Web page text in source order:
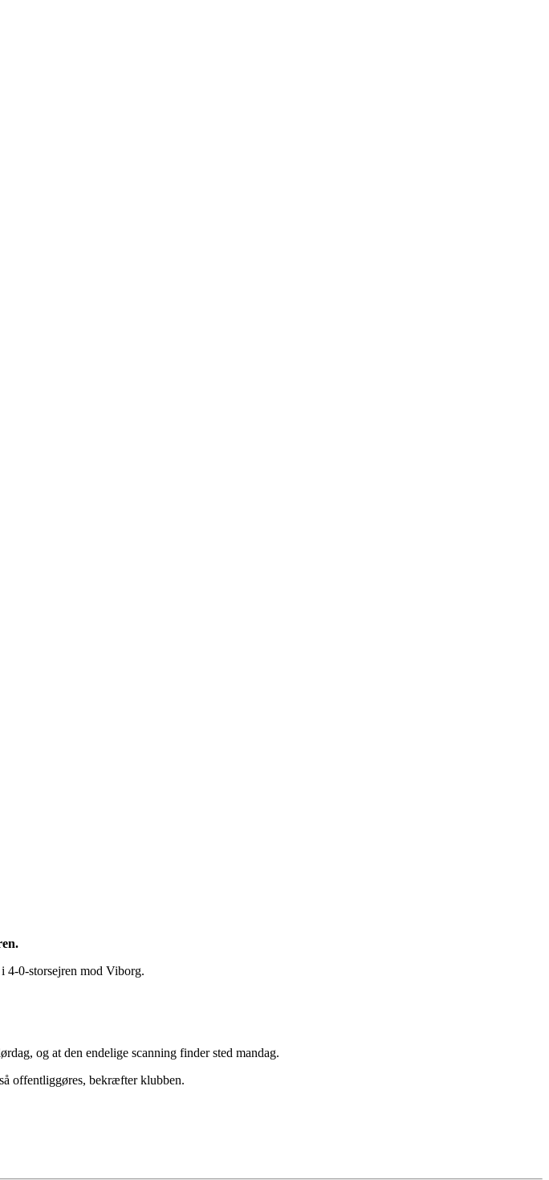
4-0-storsejren mod Viborg.
og at den endelige scanning finder sted mandag.
offentliggøres, bekræfter klubben.